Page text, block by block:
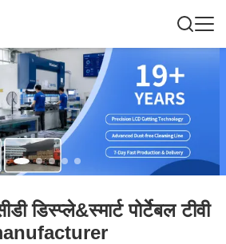
डिस्प्ले&स्मार्ट पोर्टेबल टीवी